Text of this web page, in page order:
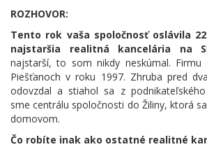
ROZHOVOR:
Tento rok vaša spoločnosť oslávila
najstaršia realitná kancelária na
najstarší, to som nikdy neskúmal.
Piešťanoch v roku 1997. Zhruba pred
odovzdal a stiahol sa z
sme centrálu spoločnosti do Žiliny, ktorá
domovom.
Čo robíte inak ako ostatné realitné